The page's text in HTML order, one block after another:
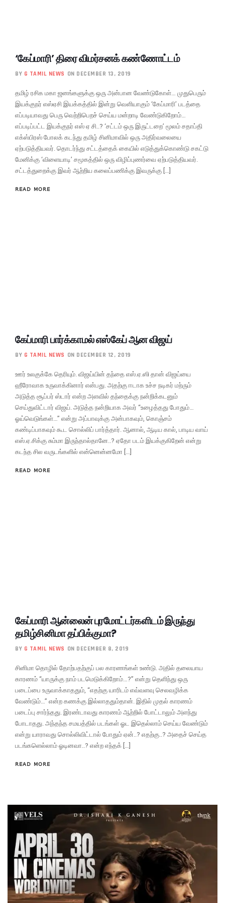
‘கேப்மாரி’ திரை விமர்சனக் கண்ணோட்டம்
BY G TAMIL NEWS ON DECEMBER 13, 2019
தமிழ் ரசிக மகா ஜனங்களுக்கு ஒரு அன்பான வேண்டுகோள்… முதுபெரும்
இயக்குநர் எஸ்ஏசி இயக்கத்தில் இன்று வெளியாகும் ‘கேப்மாரி’ படத்தை
எப்படியாவது பெரு வெற்றிபெறச் செய்ய மன்றாடி வேண்டுகிறோம்…
எப்படிப்பட்ட இயக்குநர் எஸ் ஏ சி..? ‘சட்டம் ஒரு இருட்டறை’ மூலம் சதாப்தி
எக்ஸ்பிரஸ் போலக் கடந்து தமிழ் சினிமாவில் ஒரு அதிர்வலையை
ஏற்படுத்தியவர். தொடர்ந்து சட்டத்தைக் கையில் எடுத்துக்கொண்டு சகட்டு
மேனிக்கு ‘விளையாடி’ சமூகத்தில் ஒரு விழிப்புணர்வை ஏற்படுத்தியவர்.
சட்டத்துறைக்கு இவர் ஆற்றிய கலைப்பணிக்கு இவருக்கு […]
READ MORE
கேப்மாரி பார்க்காமல் எஸ்கேப் ஆன விஜய்
BY G TAMIL NEWS ON DECEMBER 12, 2019
ஊர் உலகுக்கே தெரியும். விஜய்யின் தந்தை எஸ்.ஏ.ஸி தான் விஜய்யை
ஹீரோவாக உருவாக்கினார் என்பது. அதற்கு ஈடாக உச்ச நடிகர் மற்ரும்
அடுத்த சூப்பர் ஸ்டார் என்ற அளவில் தந்தைக்கு நன்றிக்கடனும்
செய்துவிட்டார் விஜய். அடுத்த நன்றியாக அவர் “உழைத்தது போதும்…
ஓய்வெடுங்கள்…” என்று அப்பாவுக்கு அன்பாகவும், கொஞ்சம்
கண்டிப்பாகவும் கூட சொல்லிப் பார்த்தார். ஆனால், ஆடிய கால், பாடிய வாய்
எஸ்.ஏ.சிக்கு சும்மா இருந்தால்தானே..? ஏதோ படம் இயக்குகிறேன் என்று
கடந்த சில வருடங்களில் என்னென்னமோ […]
READ MORE
கேப்மாரி ஆன்லைன் புரமோட்டர்களிடம் இருந்து
தமிழ்சினிமா தப்பிக்குமா?
BY G TAMIL NEWS ON DECEMBER 8, 2019
சினிமா தொழில் தோற்பதற்குப் பல காரணங்கள் உண்டு. அதில் தலையாய
காரணம் “யாருக்கு நாம் படமெடுக்கிறோம்…?” என்று தெளிந்து ஒரு
படைப்பை உருவாக்காததும், “எதற்கு யாரிடம் எவ்வளவு செலவழிக்க
வேண்டும்…” என்ற கணக்கு இல்லாததும்தான். இதில் முதல் காரணம்
படைப்பு சார்ந்தது. இரண்டாவது காரணம் ஆற்றில் போட்டாலும் அளந்து
போடாதது. அந்தந்த சமயத்தில் படங்கள் ஓட இதெல்லாம் செய்ய வேண்டும்
என்று யாராவது சொல்லிவிட்டால் போதும் ஏன்..? எதற்கு..? அதைச் செய்த
படங்களெல்லாம் ஓடினவா..? என்ற எந்தக் […]
READ MORE